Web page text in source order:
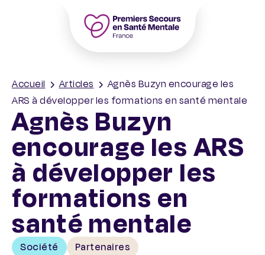
Accueil Articles
Agnès Buzyn encourage les
ARS à développer les formations en santé mentale
Agnès Buzyn
encourage les ARS
à développer les
formations en
santé mentale
Société
Partenaires